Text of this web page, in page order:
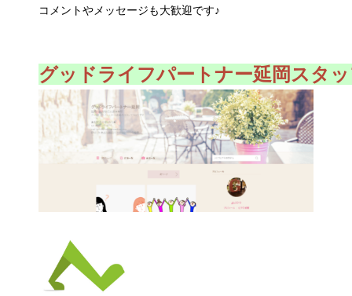
コメントやメッセージも大歓迎です♪
グッドライフパートナー延岡スタ